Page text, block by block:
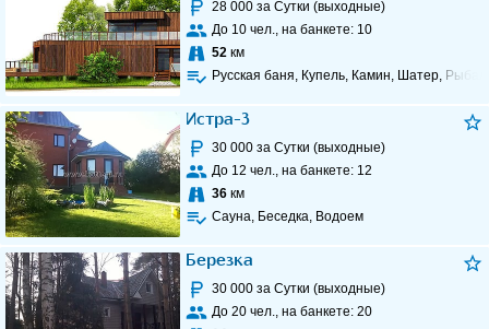
28 000 за Сутки (выходные)
До 10 чел., на банкете: 10
52 км
Русская баня, Купель, Камин, Шатер,
Истра-3
30 000 за Сутки (выходные)
До 12 чел., на банкете: 12
36 км
Сауна, Беседка, Водоем
Березка
30 000 за Сутки (выходные)
До 20 чел., на банкете: 20